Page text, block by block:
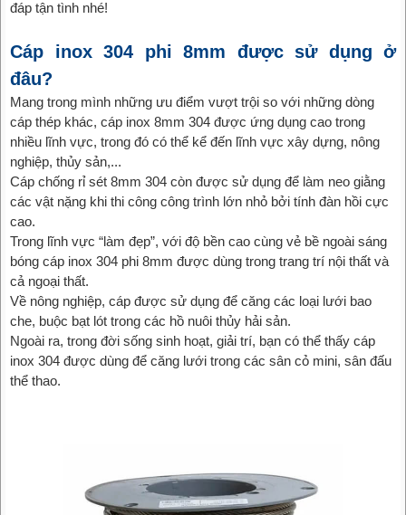
đáp tận tình nhé!
Cáp inox 304 phi 8mm được sử dụng ở
đâu?
Mang trong mình những ưu điểm vượt trội so với những dòng
cáp thép khác, cáp inox 8mm 304 được ứng dụng cao trong
nhiều lĩnh vực, trong đó có thể kể đến lĩnh vực xây dựng, nông
nghiệp, thủy sản,...
Cáp chống rỉ sét 8mm 304 còn được sử dụng để làm neo giằng
các vật nặng khi thi công công trình lớn nhỏ bởi tính đàn hồi cực
cao.
Trong lĩnh vực “làm đẹp”, với độ bền cao cùng vẻ bề ngoài sáng
bóng cáp inox 304 phi 8mm được dùng trong trang trí nội thất và
cả ngoại thất.
Về nông nghiệp, cáp được sử dụng để căng các loại lưới bao
che, buộc bạt lót trong các hồ nuôi thủy hải sản.
Ngoài ra, trong đời sống sinh hoạt, giải trí, bạn có thể thấy cáp
inox 304 được dùng để căng lưới trong các sân cỏ mini, sân đấu
thể thao.